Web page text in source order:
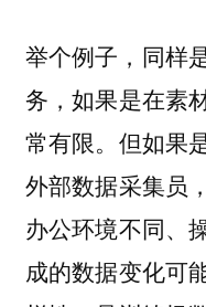
举个例子，同样
务，如果是在素
常有限。但如果
外部数据采集员
办公环境不同、
成的数据变化可